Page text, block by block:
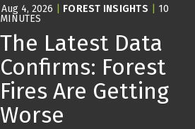
Aug 4, 2026 FOREST INSIGHTS
10
MINUTES
The Latest Data
Confirms: Forest
Fires Are Getting
Worse